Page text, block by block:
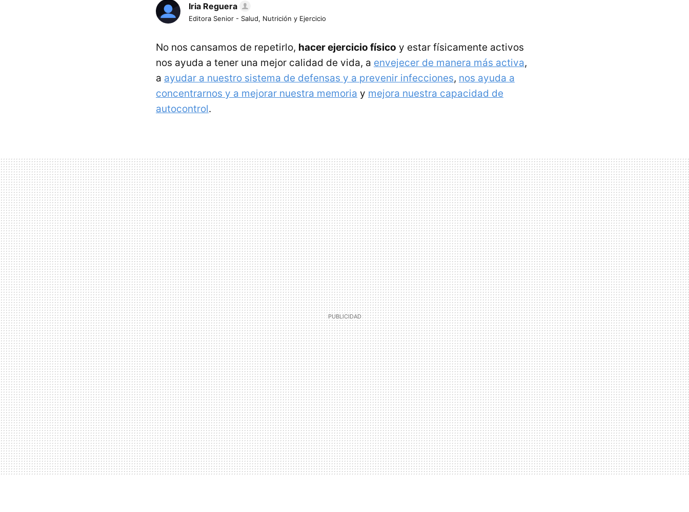
Iria Reguera
Editora Senior - Salud, Nutrición y Ejercicio
No nos cansamos de repetirlo, hacer ejercicio físico y estar físicamente activos
nos ayuda a tener una mejor calidad de vida, a envejecer de manera más activa,
a ayudar a nuestro sistema de defensas y a prevenir infecciones, nos ayuda a
concentrarnos y a mejorar nuestra memoria y mejora nuestra capacidad de
autocontrol.